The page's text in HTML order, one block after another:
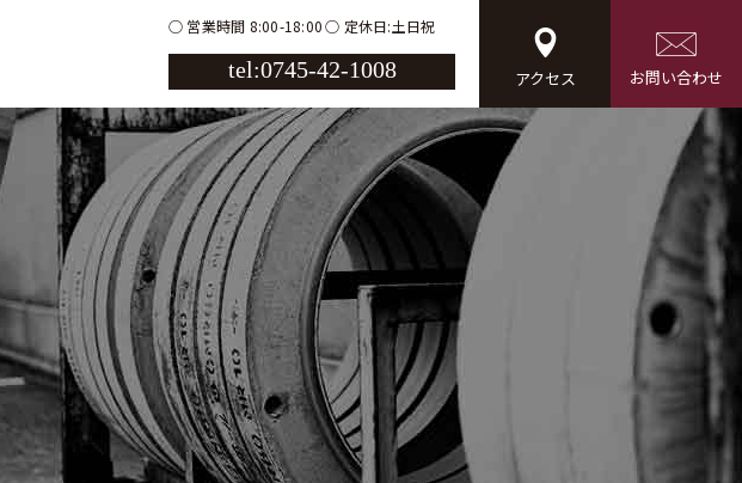
営業時間 8:00-18:00 定休日:土日祝
tel:0745-42-1008 アクセス お問い合わせ